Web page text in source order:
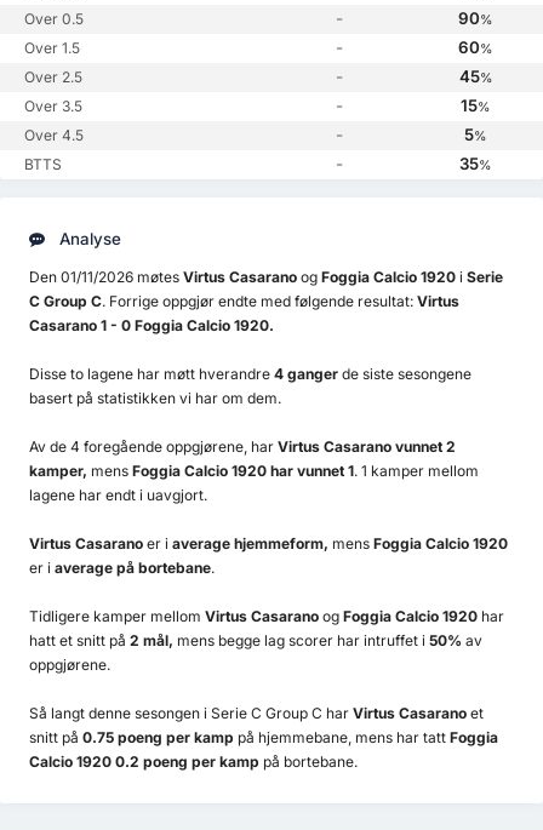
Over 0.5 - 90%
Over 1.5 - 60%
Over 2.5 - 45%
Over 3.5 - 15%
Over 4.5 - 5%
BTTS - 35%
Analyse
Den 01/11/2026 møtes Virtus Casarano og Foggia Calcio 1920 i Serie
C Group C. Forrige oppgjør endte med følgende resultat: Virtus
Casarano 1 - 0 Foggia Calcio 1920.
Disse to lagene har møtt hverandre 4 ganger de siste sesongene
basert på statistikken vi har om dem.
Av de 4 foregående oppgjørene, har Virtus Casarano vunnet 2
kamper, mens Foggia Calcio 1920 har vunnet 1. 1 kamper mellom
lagene har endt i uavgjort.
Virtus Casarano er i average hjemmeform, mens Foggia Calcio 1920
er i average på bortebane.
Tidligere kamper mellom Virtus Casarano og Foggia Calcio 1920 har
hatt et snitt på 2 mål, mens begge lag scorer har intruffet i 50% av
oppgjørene.
Så langt denne sesongen i Serie C Group C har Virtus Casarano et
snitt på 0.75 poeng per kamp på hjemmebane, mens har tatt Foggia
Calcio 1920 0.2 poeng per kamp på bortebane.